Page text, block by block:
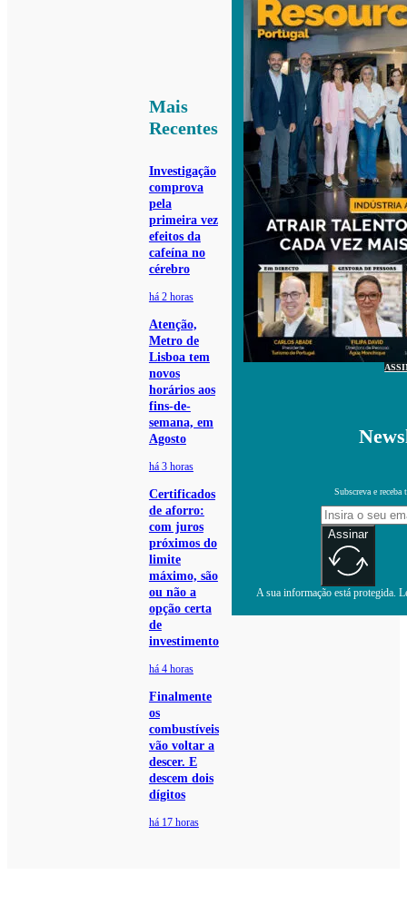
Mais
Recentes
Investigação
comprova
pela
primeira vez
efeitos da
cafeína no
cérebro
há 2 horas
Atenção,
Metro de
Lisboa tem
novos
horários aos
fins-de-
semana, em
Agosto
há 3 horas
Certificados
de aforro:
com juros
próximos do
limite
máximo, são
ou não a
opção certa
de
investimento
há 4 horas
Finalmente
os
combustíveis
vão voltar a
descer. E
descem dois
dígitos
há 17 horas
Subscreva e receba
Assinar
A sua informação está protegida.